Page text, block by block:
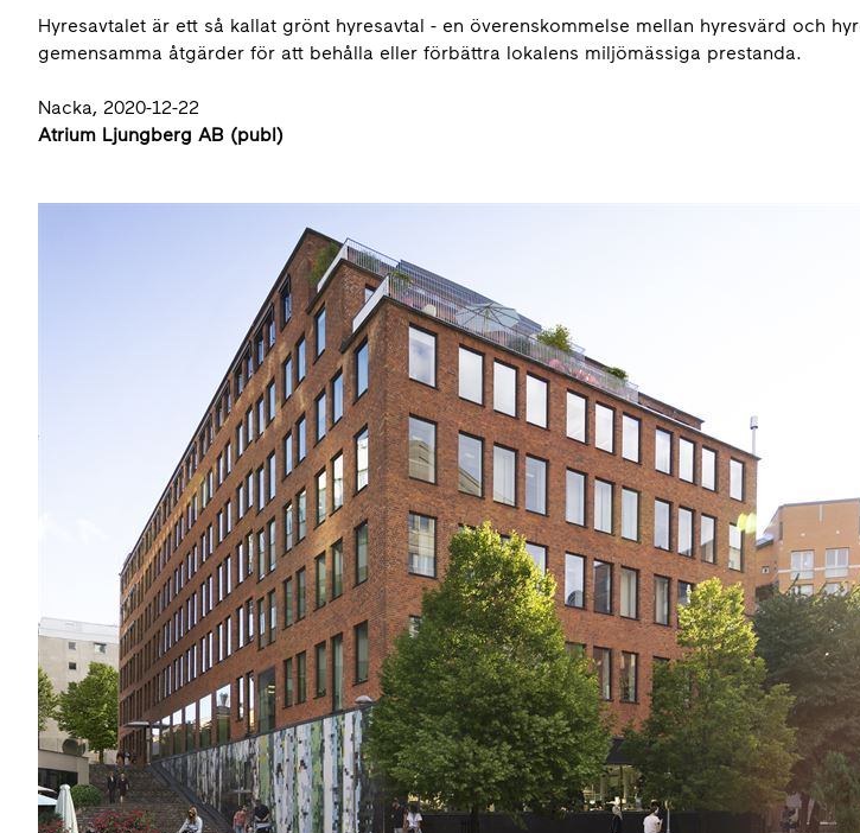
Hyresavtalet är ett så kallat grönt hyresavtal - en överenskommelse mellan hyresvärd och
gemensamma åtgärder för att behålla eller förbättra lokalens miljömässiga prestanda.
Nacka, 2020-12-22
Atrium Ljungberg AB (publ)